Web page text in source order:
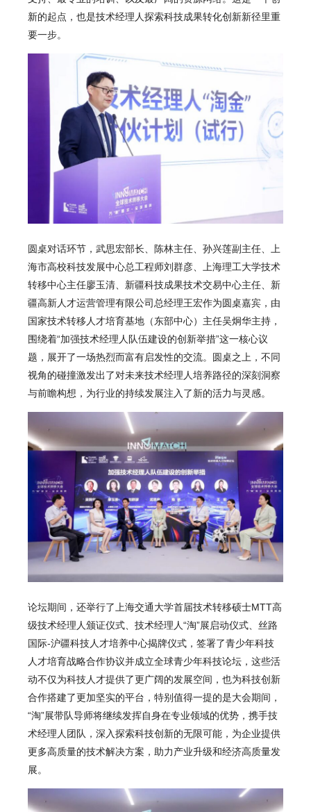
新的起点，也是技术经理人探索科技成果转化创新新径里重
要一步。
圆桌对话环节，武思宏部长、陈林主任、孙兴莲副主任、上
海市高校科技发展中心总工程师刘群彦、上海理工大学技术
转移中心主任廖玉清、新疆科技成果技术交易中心主任、新
疆高新人才运营管理有限公司总经理王宏作为圆桌嘉宾，由
国家技术转移人才培育基地（东部中心）主任吴炯华主持，
围绕着“加强技术经理人队伍建设的创新举措”这一核心议
题，展开了一场热烈而富有启发性的交流。圆桌之上，不同
视角的碰撞激发出了对未来技术经理人培养路径的深刻洞察
与前瞻构想，为行业的持续发展注入了新的活力与灵感。
论坛期间，还举行了上海交通大学首届技术转移硕士MTT高
级技术经理人颁证仪式、技术经理人“淘”展启动仪式、丝路
国际-沪疆科技人才培养中心揭牌仪式，签署了青少年科技
人才培育战略合作协议并成立全球青少年科技论坛，这些活
动不仅为科技人才提供了更广阔的发展空间，也为科技创新
合作搭建了更加坚实的平台，特别值得一提的是大会期间，
“淘”展带队导师将继续发挥自身在专业领域的优势，携手技
术经理人团队，深入探索科技创新的无限可能，为企业提供
更多高质量的技术解决方案，助力产业升级和经济高质量发
展。